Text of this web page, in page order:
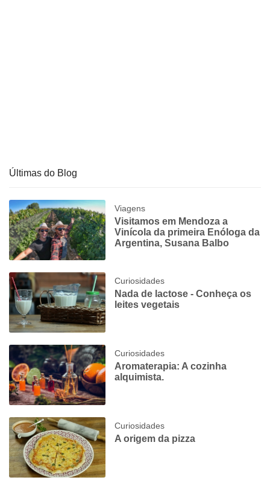
Últimas do Blog
Viagens
Visitamos em Mendoza a
Vinícola da primeira Enóloga da
Argentina, Susana Balbo
Curiosidades
Nada de lactose - Conheça os
leites vegetais
Curiosidades
Aromaterapia: A cozinha
alquimista.
Curiosidades
A origem da pizza